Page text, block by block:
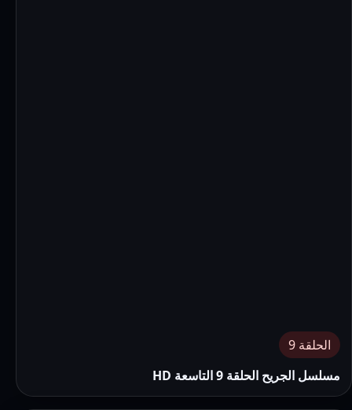
الحلقة 9
مسلسل الجريح الحلقة 9 التاسعة HD